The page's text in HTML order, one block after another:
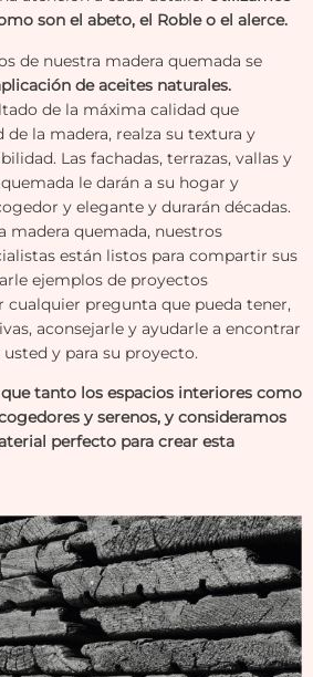
son el abeto, el Roble o el alerce.
de nuestra madera quemada se
de aceites naturales.
de la máxima calidad que
de la madera, realza su textura y
Las fachadas, terrazas, vallas y
le darán a su hogar y
y elegante y durarán décadas.
madera quemada, nuestros
están listos para compartir sus
ejemplos de proyectos
cualquier pregunta que pueda tener,
aconsejarle y ayudarle a encontrar
y para su proyecto.
tanto los espacios interiores como
y serenos, y consideramos
perfecto para crear esta